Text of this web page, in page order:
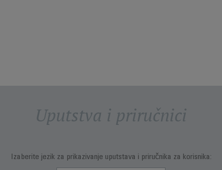
Uputstva i priručnici
Izaberite jezik za prikazivanje uputstava i priručnika za korisnika: